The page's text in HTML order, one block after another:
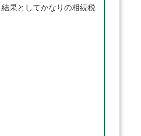
果としてかなりの相続税